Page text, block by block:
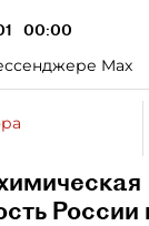
00:00
Max
России